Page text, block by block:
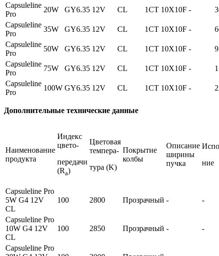
Capsuleline
Pro
20W GY6.35 12V CL 1CT 10X10F -
Capsuleline
Pro
35W GY6.35 12V CL 1CT 10X10F -
Capsuleline
Pro
50W GY6.35 12V CL 1CT 10X10F -
Capsuleline
Pro
75W GY6.35 12V CL 1CT 10X10F -
Capsuleline
Pro
100W GY6.35 12V CL 1CT 10X10F -
Дополнительные технические данные
Наименование
продукта
Индекс
цвето-
передачи
(Ra)
Цветовая
темпера-
тура (K)
Покрытие
колбы
Описание
ширины
пучка
ние
Capsuleline Pro
5W G4 12V
CL
100 2800 Прозрачный - -
Capsuleline Pro
10W G4 12V
CL
100 2850 Прозрачный - -
Capsuleline Pro